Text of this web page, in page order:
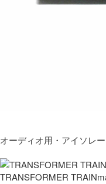
オーディオ用・アイソレ
TRANSFORMER